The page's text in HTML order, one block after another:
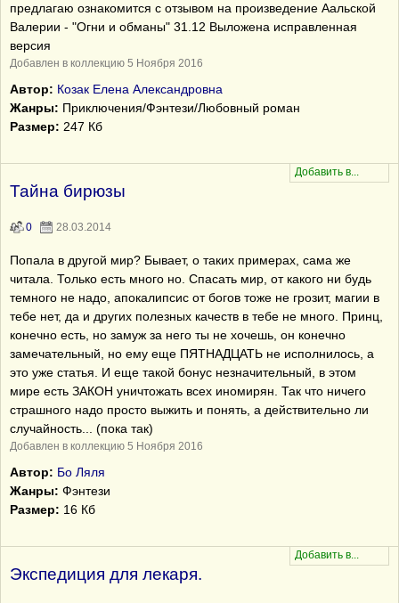
предлагаю ознакомится с отзывом на произведение Аальской
Валерии - "Огни и обманы" 31.12 Выложена исправленная
версия
Добавлен в коллекцию 5 Ноября 2016
Автор: Козак Елена Александровна
Жанры: Приключения/Фэнтези/Любовный роман
Размер: 247 Кб
Тайна бирюзы
0 28.03.2014
Попала в другой мир? Бывает, о таких примерах, сама же
читала. Только есть много но. Спасать мир, от какого ни будь
темного не надо, апокалипсис от богов тоже не грозит, магии в
тебе нет, да и других полезных качеств в тебе не много. Принц,
конечно есть, но замуж за него ты не хочешь, он конечно
замечательный, но ему еще ПЯТНАДЦАТЬ не исполнилось, а
это уже статья. И еще такой бонус незначительный, в этом
мире есть ЗАКОН уничтожать всех иномирян. Так что ничего
страшного надо просто выжить и понять, а действительно ли
случайность... (пока так)
Добавлен в коллекцию 5 Ноября 2016
Автор: Бо Ляля
Жанры: Фэнтези
Размер: 16 Кб
Экспедиция для лекаря.